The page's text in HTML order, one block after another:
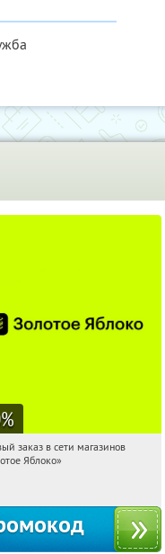
%
Получи первым!
заказ в сети магазинов
Яблоко»